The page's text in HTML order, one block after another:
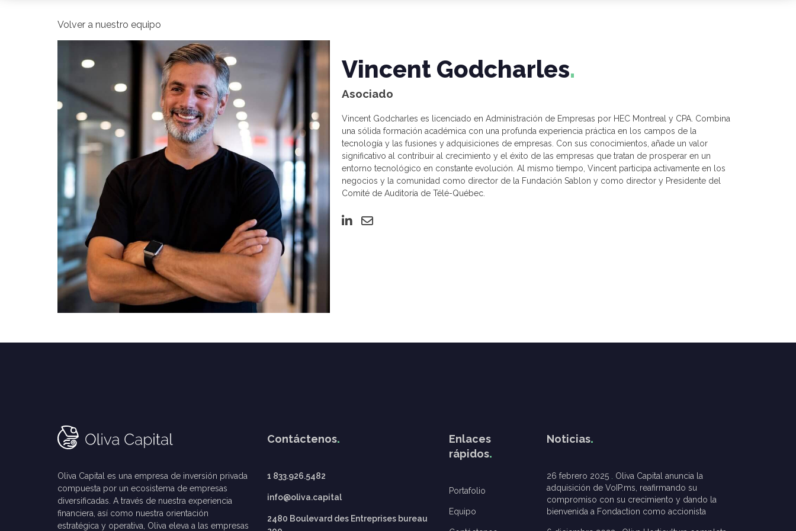
Volver a nuestro equipo
Vincent Godcharles
Asociado
Vincent Godcharles es licenciado en Administración de Empresas por HEC Montreal y CPA. Combina
una sólida formación académica con una profunda experiencia práctica en los campos de la
tecnología y las fusiones y adquisiciones de empresas. Con sus conocimientos, añade un valor
significativo al contribuir al crecimiento y el éxito de las empresas que tratan de prosperar en un
entorno tecnológico en constante evolución. Al mismo tiempo, Vincent participa activamente en los
negocios y la comunidad como director de la Fundación Sablon y como director y Presidente del
Comité de Auditoría de Télé-Québec.
Oliva Capital es una empresa de inversión privada
compuesta por un ecosistema de empresas
diversificadas. A través de nuestra experiencia
financiera, así como nuestra orientación
estratégica y operativa, Oliva eleva a las empresas
Contáctenos
1 833.926.5482
info@oliva.capital
2480 Boulevard des Entreprises bureau
Enlaces
rápidos
Portafolio
Equipo
Noticias
26 febrero 2025
Oliva Capital anuncia la
adquisición de VoIP.ms, reafirmando su
compromiso con su crecimiento y dando la
bienvenida a Fondaction como accionista